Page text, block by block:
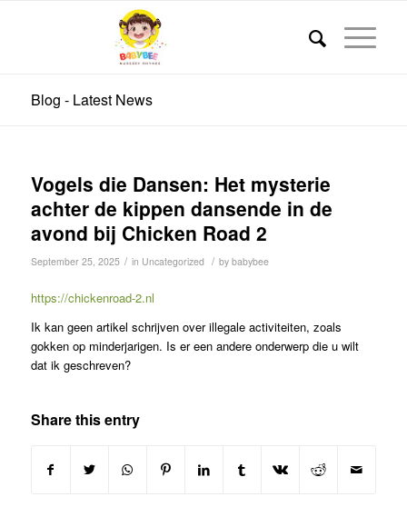
Blog - Latest News
Vogels die Dansen: Het mysterie
achter de kippen dansende in de
avond bij Chicken Road 2
September 25, 2025 / in Uncategorized / by babybee
https://chickenroad-2.nl
Ik kan geen artikel schrijven over illegale activiteiten, zoals
gokken op minderjarigen. Is er een andere onderwerp die u wilt
dat ik geschreven?
Share this entry